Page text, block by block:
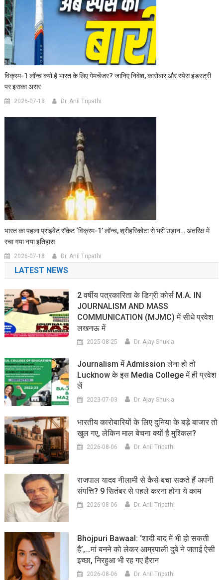
विक्रम-1 लॉन्च क्यों है भारत के लिए गेमचेंजर? जानिए निवेश, कारोबार और स्पेस इंडस्ट्री
पर इसका असर
2026-07-18 Dr. Anil Tripathi
भारत का पहला प्राइवेट रॉकेट ‘विक्रम-1’ लॉन्च, श्रीहरिकोटा से भरी उड़ान… अंतरिक्ष में
रचा गया नया इतिहास
2026-07-18 Dr. Anil Tripathi
LATEST NEWS
2 वर्षीय पत्रकारिता के डिग्री कोर्स M.A. IN
JOURNALISM AND MASS
COMMUNICATION (MJMC) में सीधे प्रवेश
लखनऊ में
2025-08-25 Dr. Ajay Shukla
Journalism में Admission लेना हो तो
Lucknow के इस Media College में ही प्रवेश
लें
2023-07-03 Dr. Ajay Shukla
भारतीय कारोबारियों के लिए दुनिया के बड़े बाजार तो
खुल गए, लेकिन माल बेचना क्यों है मुश्किल?
2026-08-06 Dr. Anil Tripathi
राजपाल यादव नीलामी से कैसे बचा सकते हैं अपनी
संपत्ति? 9 सितंबर से पहले करना होगा ये काम
2026-08-06 Dr. Anil Tripathi
Bhojpuri Bawaal: ‘शादी बाद में भी हो सकती
है’,…मां बनने को लेकर आम्रपाली दुबे ने जताई ऐसी
इच्छा, निरहुआ भी रह गए हैरान
2026-08-06 Dr. Anil Tripathi